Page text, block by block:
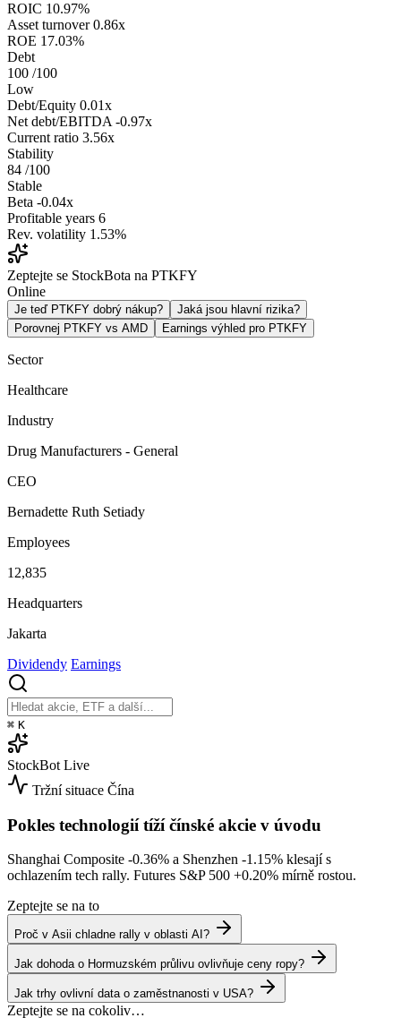
ROIC 10.97%
Asset turnover 0.86x
ROE 17.03%
Debt
100 /100
Low
Debt/Equity 0.01x
Net debt/EBITDA -0.97x
Current ratio 3.56x
Stability
84 /100
Stable
Beta -0.04x
Profitable years 6
Rev. volatility 1.53%
Zeptejte se StockBota na PTKFY
Online
Je teď PTKFY dobrý nákup?
Jaká jsou hlavní rizika?
Porovnej PTKFY vs AMD
Earnings výhled pro PTKFY
Sector
Healthcare
Industry
Drug Manufacturers - General
CEO
Bernadette Ruth Setiady
Employees
12,835
Headquarters
Jakarta
Dividendy Earnings
⌘ K
StockBot Live
Tržní situace Čína
Pokles technologií tíží čínské akcie v úvodu
Shanghai Composite -0.36% a Shenzhen -1.15% klesají s
ochlazením tech rally. Futures S&P 500 +0.20% mírně rostou.
Zeptejte se na to
Proč v Asii chladne rally v oblasti AI?
Jak dohoda o Hormuzském průlivu ovlivňuje ceny ropy?
Jak trhy ovlivní data o zaměstnanosti v USA?